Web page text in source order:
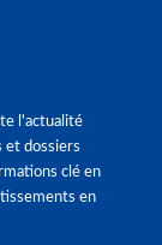
l'actualité
et dossiers
clé en
en